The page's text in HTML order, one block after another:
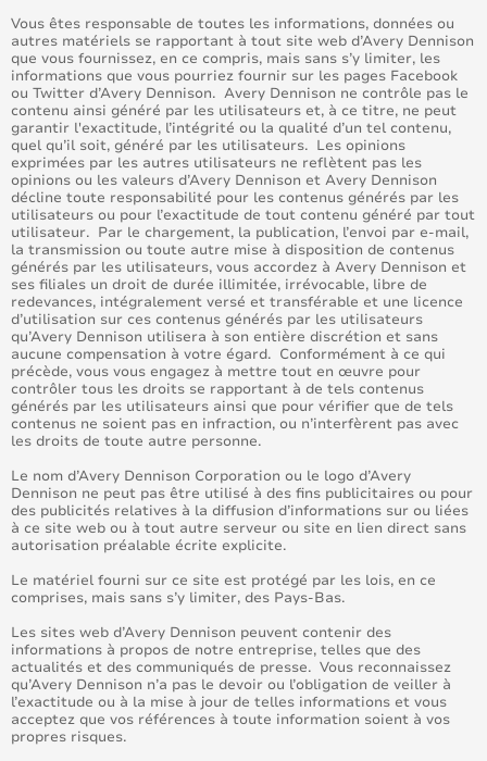
Vous êtes responsable de toutes les informations, données ou
autres matériels se rapportant à tout site web d’Avery Dennison
que vous fournissez, en ce compris, mais sans s’y limiter, les
informations que vous pourriez fournir sur les pages Facebook
ou Twitter d’Avery Dennison. Avery Dennison ne contrôle pas le
contenu ainsi généré par les utilisateurs et, à ce titre, ne peut
garantir l'exactitude, l’intégrité ou la qualité d’un tel contenu,
quel qu’il soit, généré par les utilisateurs. Les opinions
exprimées par les autres utilisateurs ne reflètent pas les
opinions ou les valeurs d’Avery Dennison et Avery Dennison
décline toute responsabilité pour les contenus générés par les
utilisateurs ou pour l’exactitude de tout contenu généré par tout
utilisateur. Par le chargement, la publication, l’envoi par e-mail,
la transmission ou toute autre mise à disposition de contenus
générés par les utilisateurs, vous accordez à Avery Dennison et
ses filiales un droit de durée illimitée, irrévocable, libre de
redevances, intégralement versé et transférable et une licence
d’utilisation sur ces contenus générés par les utilisateurs
qu’Avery Dennison utilisera à son entière discrétion et sans
aucune compensation à votre égard. Conformément à ce qui
précède, vous vous engagez à mettre tout en œuvre pour
contrôler tous les droits se rapportant à de tels contenus
générés par les utilisateurs ainsi que pour vérifier que de tels
contenus ne soient pas en infraction, ou n’interfèrent pas avec
les droits de toute autre personne.
Le nom d’Avery Dennison Corporation ou le logo d’Avery
Dennison ne peut pas être utilisé à des fins publicitaires ou pour
des publicités relatives à la diffusion d’informations sur ou liées
à ce site web ou à tout autre serveur ou site en lien direct sans
autorisation préalable écrite explicite.
Le matériel fourni sur ce site est protégé par les lois, en ce
comprises, mais sans s’y limiter, des Pays-Bas.
Les sites web d’Avery Dennison peuvent contenir des
informations à propos de notre entreprise, telles que des
actualités et des communiqués de presse. Vous reconnaissez
qu’Avery Dennison n’a pas le devoir ou l’obligation de veiller à
l’exactitude ou à la mise à jour de telles informations et vous
acceptez que vos références à toute information soient à vos
propres risques.